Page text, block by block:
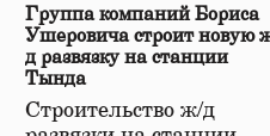
Группа компаний Бориса
Ушеровича строит новую
д развязку на станции
Тында
Строительство ж/д